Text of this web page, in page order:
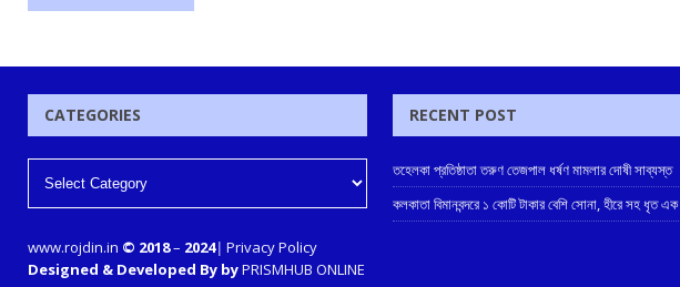
CATEGORIES
www.rojdin.in © 2018– 2024| Privacy Policy
Designed & Developed By byPRISMHUB ONLINE
RECENT POST
তহেলকা প্রতিষ্ঠাতা তরুণ তেজপাল ধর্ষণ মামলার দোষী সাব্যস্ত
কলকাতা বিমানবন্দরে ১ কোটি টাকার বেশি সোনা, হীরে সহ ধৃত এক